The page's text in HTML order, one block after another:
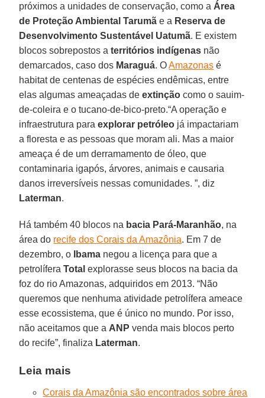
próximos a unidades de conservação, como a Área
de Proteção Ambiental Tarumã e a Reserva de
Desenvolvimento Sustentável Uatumã. E existem
blocos sobrepostos aterritórios indígenas não
demarcados, caso dos Maraguá. OAmazonas é
habitat de centenas de espécies endêmicas, entre
elas algumas ameaçadas deextinção como o sauim-
de-coleira e o tucano-de-bico-preto.“A operação e
infraestrutura paraexplorar petróleo já impactariam
a floresta e as pessoas que moram ali. Mas a maior
ameaça é de um derramamento de óleo, que
contaminaria igapós, árvores, animais e causaria
danos irreversíveis nessas comunidades. ”, diz
Laterman.
Há também 40 blocos na bacia Pará-Maranhão, na
área do recife dos Corais da Amazônia. Em 7 de
dezembro, o
Ibama negou a licença para que a
petrolíferaTotal explorasse seus blocos na bacia da
foz do rio Amazonas, adquiridos em 2013. “Não
queremos que nenhuma atividade petrolífera ameace
esse ecossistema, que é único no mundo. Por isso,
não aceitamos que a ANP venda mais blocos perto
do recife”, finaliza Laterman.
Leia mais
Corais da Amazônia são encontrados sobre área